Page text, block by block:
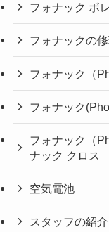
フォナック ボ
フォナックの
フォナック（
フォナック
フォナック（
ナック クロス
空気電池
スタッフの紹介